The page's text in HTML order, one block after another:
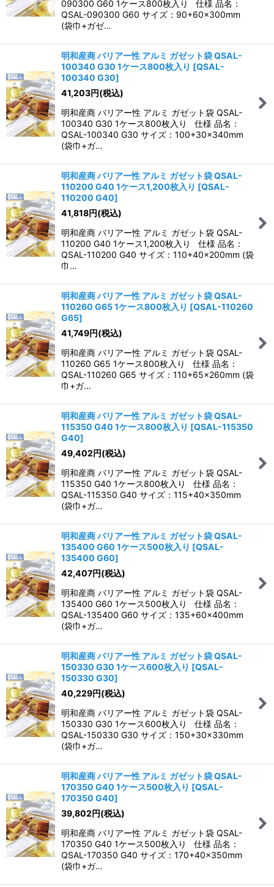
090300 G60 1ケース800枚入り 仕様 品名：
QSAL-090300 G60 サイズ：90+60×300mm
(袋巾+ガゼ…
明和産商 バリアー性 アルミ ガゼット袋 QSAL-
100340 G30 1ケース800枚入り [QSAL-
100340 G30]
41,203円(税込)
明和産商 バリアー性 アルミ ガゼット袋 QSAL-
100340 G30 1ケース800枚入り 仕様 品名：
QSAL-100340 G30 サイズ：100+30×340mm
(袋巾+ガ…
明和産商 バリアー性 アルミ ガゼット袋 QSAL-
110200 G40 1ケース1,200枚入り [QSAL-
110200 G40]
41,818円(税込)
明和産商 バリアー性 アルミ ガゼット袋 QSAL-
110200 G40 1ケース1,200枚入り 仕様 品名：
QSAL-110200 G40 サイズ：110+40×200mm (袋
巾…
明和産商 バリアー性 アルミ ガゼット袋 QSAL-
110260 G65 1ケース800枚入り [QSAL-110260
G65]
41,749円(税込)
明和産商 バリアー性 アルミ ガゼット袋 QSAL-
110260 G65 1ケース800枚入り 仕様 品名：
QSAL-110260 G65 サイズ：110+65×260mm (袋
巾+ガ…
明和産商 バリアー性 アルミ ガゼット袋 QSAL-
115350 G40 1ケース800枚入り [QSAL-115350
G40]
49,402円(税込)
明和産商 バリアー性 アルミ ガゼット袋 QSAL-
115350 G40 1ケース800枚入り 仕様 品名：
QSAL-115350 G40 サイズ：115+40×350mm
(袋巾+ガ…
明和産商 バリアー性 アルミ ガゼット袋 QSAL-
135400 G60 1ケース500枚入り [QSAL-
135400 G60]
42,407円(税込)
明和産商 バリアー性 アルミ ガゼット袋 QSAL-
135400 G60 1ケース500枚入り 仕様 品名：
QSAL-135400 G60 サイズ：135+60×400mm
(袋巾+ガ…
明和産商 バリアー性 アルミ ガゼット袋 QSAL-
150330 G30 1ケース600枚入り [QSAL-
150330 G30]
40,229円(税込)
明和産商 バリアー性 アルミ ガゼット袋 QSAL-
150330 G30 1ケース600枚入り 仕様 品名：
QSAL-150330 G30 サイズ：150+30×330mm
(袋巾+ガ…
明和産商 バリアー性 アルミ ガゼット袋 QSAL-
170350 G40 1ケース500枚入り [QSAL-
170350 G40]
39,802円(税込)
明和産商 バリアー性 アルミ ガゼット袋 QSAL-
170350 G40 1ケース500枚入り 仕様 品名：
QSAL-170350 G40 サイズ：170+40×350mm
(袋巾+ガ…